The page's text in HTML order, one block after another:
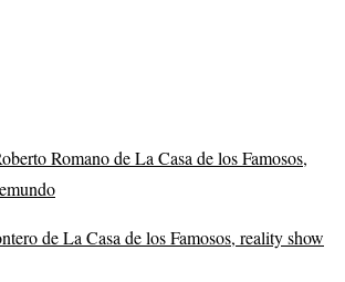
Romano de La Casa de los Famosos,
de La Casa de los Famosos, reality show